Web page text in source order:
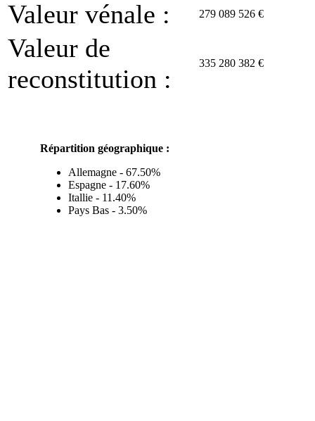
Valeur vénale : 279 089 526 €
Valeur de
reconstitution :
335 280 382 €
Répartition géographique :
Allemagne - 67.50%
Espagne - 17.60%
Itallie - 11.40%
Pays Bas - 3.50%